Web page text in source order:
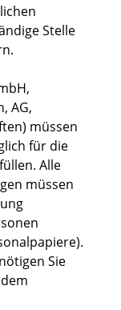
Stelle
AG,
müssen
für die
Alle
müssen
Sie